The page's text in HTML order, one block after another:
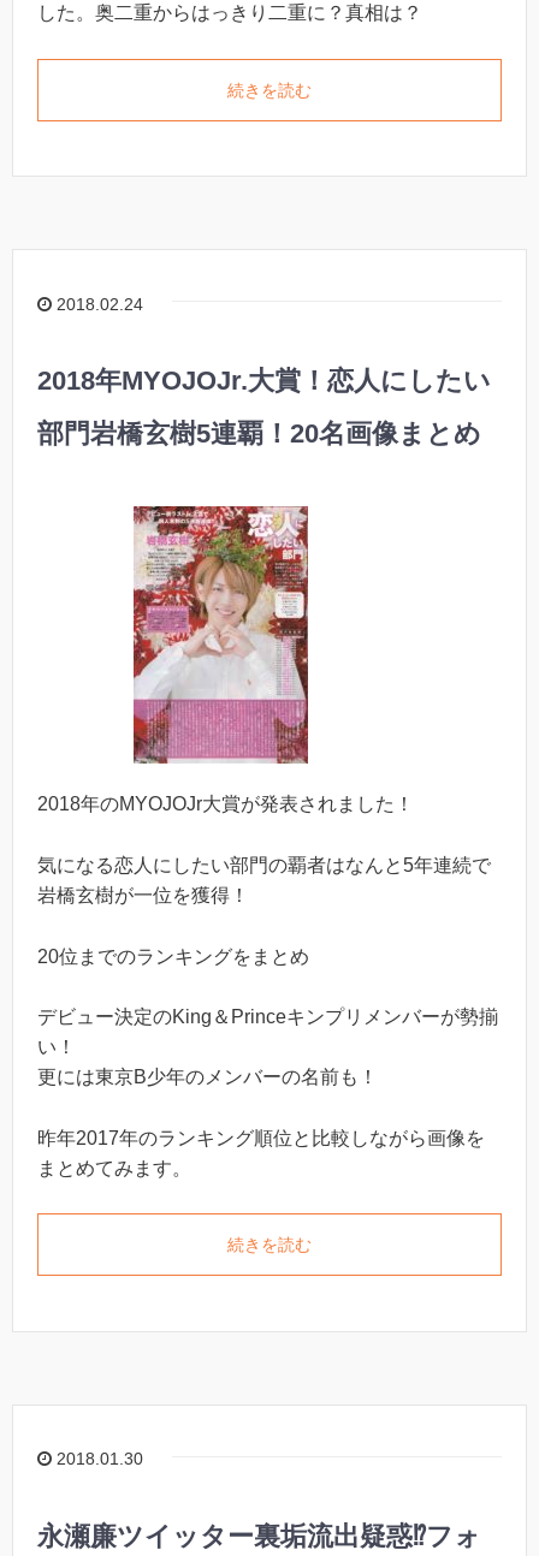
した。奥二重からはっきり二重に？真相は？
続きを読む
2018.02.24
2018年MYOJOJr.大賞！恋人にしたい
部門岩橋玄樹5連覇！20名画像まとめ
2018年のMYOJOJr大賞が発表されました！
気になる恋人にしたい部門の覇者はなんと5年連続で
岩橋玄樹が一位を獲得！
20位までのランキングをまとめ
デビュー決定のKing＆Princeキンプリメンバーが勢揃
い！
更には東京B少年のメンバーの名前も！
昨年2017年のランキング順位と比較しながら画像を
まとめてみます。
続きを読む
2018.01.30
永瀬廉ツイッター裏垢流出疑惑⁉︎フォ